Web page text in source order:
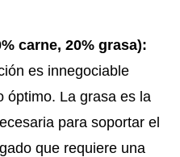
carne, 20% grasa):
es innegociable
óptimo. La grasa es la
para soportar el
que requiere una